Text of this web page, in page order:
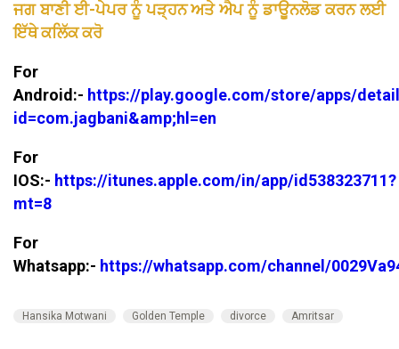
ਜਗ ਬਾਣੀ ਈ-ਪੇਪਰ ਨੂੰ ਪੜ੍ਹਨ ਅਤੇ ਐਪ ਨੂੰ ਡਾਊਨਲੋਡ ਕਰਨ ਲਈ
ਇੱਥੇ ਕਲਿੱਕ ਕਰੋ
For
Android:- https://play.google.com/store/apps/
id=com.jagbani&amp;hl=en
For
IOS:- https://itunes.apple.com/in/app/id538323711?
mt=8
For
Whatsapp:- https://whatsapp.com/channel/
Hansika Motwani Golden Temple divorce Amritsar